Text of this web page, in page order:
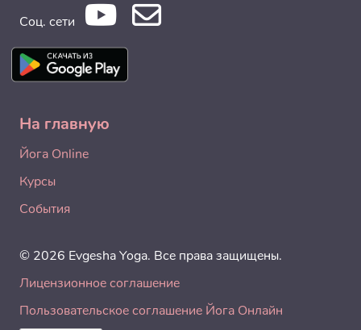
Соц. сети
На главную
Йога Online
Курсы
События
© 2026 Evgesha Yoga. Все права защищены.
Лицензионное соглашение
Пользовательское соглашение Йога Онлайн